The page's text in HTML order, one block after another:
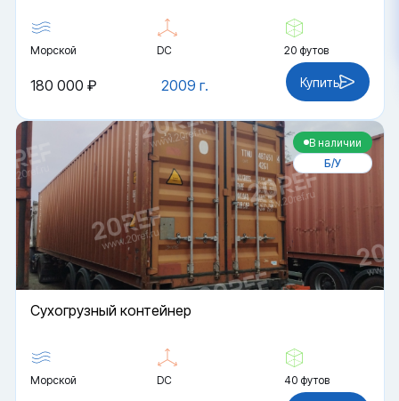
Морской DC 20 футов
2009 г.
180 000 ₽ Купить
В наличии
Б/У
Cухогрузный контейнер
Морской DC 40 футов